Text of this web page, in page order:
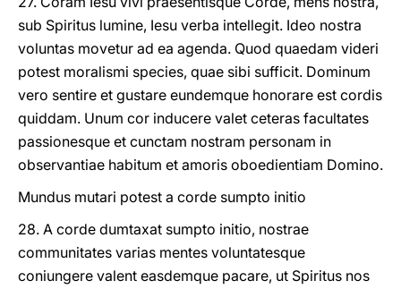
sub Spiritus lumine, Iesu verba intellegit. Ideo nostra
voluntas movetur ad ea agenda. Quod quaedam videri
potest moralismi species, quae sibi sufficit. Dominum
vero sentire et gustare eundemque honorare est cordis
quiddam. Unum cor inducere valet ceteras facultates
passionesque et cunctam nostram personam in
observantiae habitum et amoris oboedientiam Domino.
Mundus mutari potest a corde sumpto initio
28. A corde dumtaxat sumpto initio, nostrae
communitates varias mentes voluntatesque
coniungere valent easdemque pacare, ut Spiritus nos